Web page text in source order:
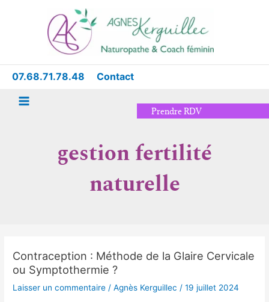
07.68.71.78.48 Contact
Menu
Prendre RDV
gestion fertilité
naturelle
Contraception : Méthode de la Glaire Cervicale
ou Symptothermie ?
Laisser un commentaire /Agnès Kerguillec /19 juillet 2024
Contraception
: